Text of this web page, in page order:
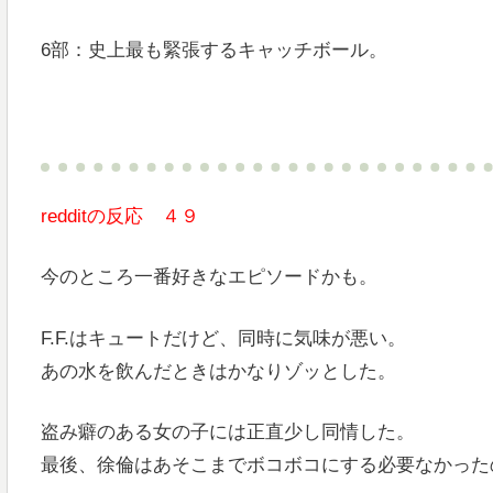
6部：史上最も緊張するキャッチボール。
redditの反応 ４９
今のところ一番好きなエピソードかも。
F.F.はキュートだけど、同時に気味が悪い。
あの水を飲んだときはかなりゾッとした。
盗み癖のある女の子には正直少し同情した。
最後、徐倫はあそこまでボコボコにする必要なかっ